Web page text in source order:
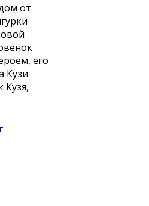
от
его
Кузи
Кузя,